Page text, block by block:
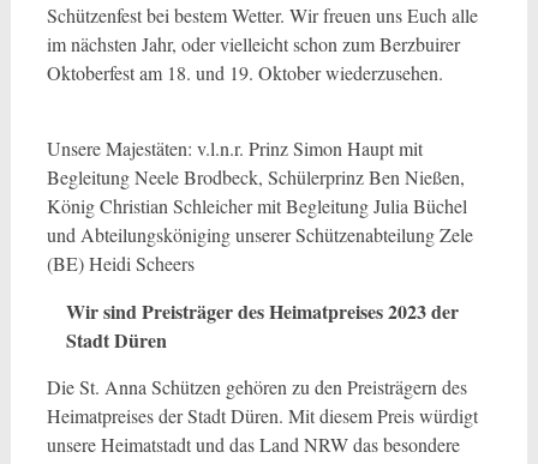
Schützenfest bei bestem Wetter. Wir freuen uns Euch alle
im nächsten Jahr, oder vielleicht schon zum Berzbuirer
Oktoberfest am 18. und 19. Oktober wiederzusehen.
Unsere Majestäten: v.l.n.r. Prinz Simon Haupt mit
Begleitung Neele Brodbeck, Schülerprinz Ben Nießen,
König Christian Schleicher mit Begleitung Julia Büchel
und Abteilungsköniging unserer Schützenabteilung Zele
(BE) Heidi Scheers
Wir sind Preisträger des Heimatpreises 2023 der
Stadt Düren
Die St. Anna Schützen gehören zu den Preisträgern des
Heimatpreises der Stadt Düren. Mit diesem Preis würdigt
unsere Heimatstadt und das Land NRW das besondere